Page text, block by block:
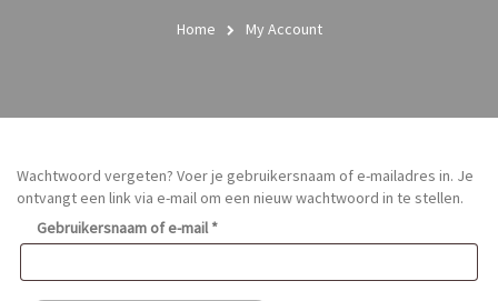
Home My Account
Wachtwoord vergeten? Voer je gebruikersnaam of e-mailadres in. Je
ontvangt een link via e-mail om een nieuw wachtwoord in te stellen.
Gebruikersnaam of e-mail*Vereist